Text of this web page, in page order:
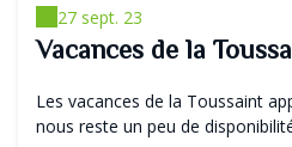
27 sept. 23
Vacances de la
Les vacances de la Toussaint
nous reste un peu de